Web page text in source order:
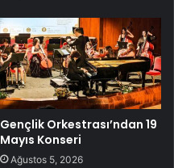
Gençlik Orkestrası’ndan 19
Mayıs Konseri
Ağustos 5, 2026